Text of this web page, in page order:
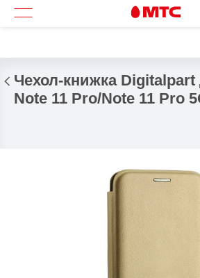
Чехол-книжка
Note 11 Pro/Note 11 Pro